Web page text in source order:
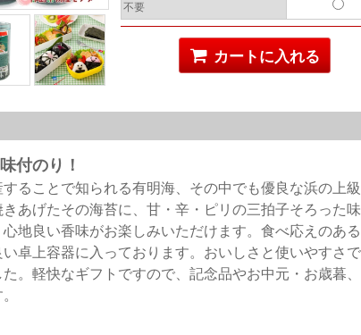
不要
カートに入れる
付のり！
することで知られる有明海、その中でも優良な浜の上
あげたその海苔に、甘・辛・ピリの三拍子そろった
地良い香味がお楽しみいただけます。食べ応えのあ
卓上容器に入っております。おいしさと使いやすさ
。軽快なギフトですので、記念品やお中元・お歳暮